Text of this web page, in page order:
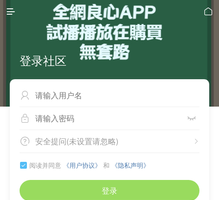
 
登录社区

 
 
安全提问(未设置请忽略)
 阅读并同意 《用户协议》 和 《隐私声明》
登录